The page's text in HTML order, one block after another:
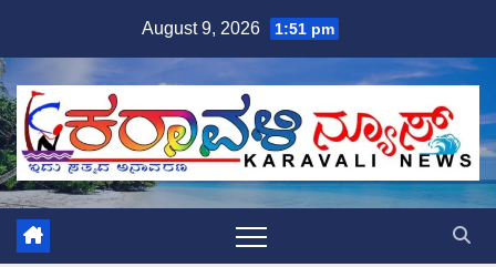
content
August 9, 2026 1:51 pm